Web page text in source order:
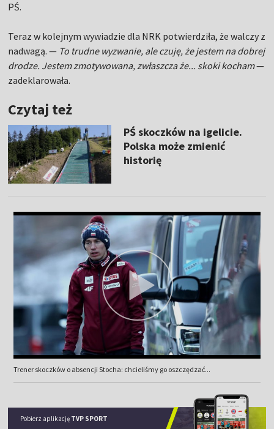
PŚ.
Teraz w kolejnym wywiadzie dla NRK potwierdziła, że walczy z
nadwagą. — To trudne wyzwanie, ale czuję, że jestem na dobrej
drodze. Jestem zmotywowana, zwłaszcza że... skoki kocham—
zadeklarowała.
Czytaj też
PŚ skoczków na igelicie.
Polska może zmienić
historię
Trener skoczków o absencji Stocha: chcieliśmy go oszczędzać...
Pobierz aplikację TVP SPORT